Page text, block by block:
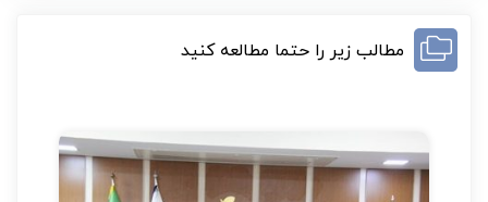
مطالب زیر را حتما مطالعه کنید